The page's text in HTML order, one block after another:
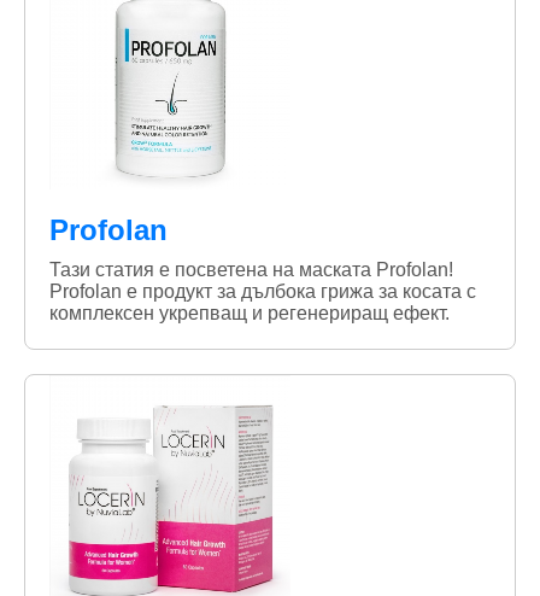
Profolan
Тази статия е посветена на маската Profolan!
Profolan е продукт за дълбока грижа за косата с
комплексен укрепващ и регенериращ ефект.